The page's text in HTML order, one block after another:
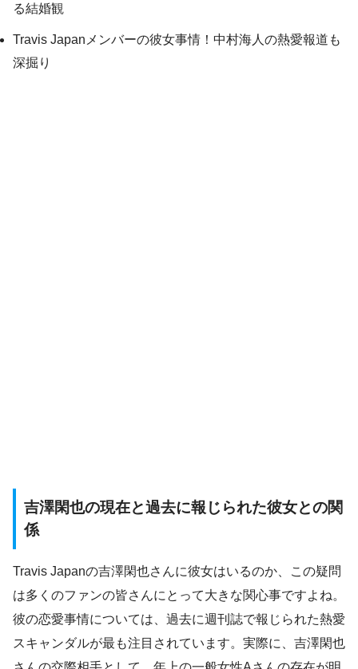
る結婚観
Travis Japanメンバーの彼女事情！中村海人の熱愛報道も
深掘り
吉澤閑也の現在と過去に報じられた彼女との関
係
Travis Japanの吉澤閑也さんに彼女はいるのか、この疑問
は多くのファンの皆さんにとって大きな関心事ですよね。
彼の恋愛事情については、過去に週刊誌で報じられた熱愛
スキャンダルが最も注目されています。実際に、吉澤閑也